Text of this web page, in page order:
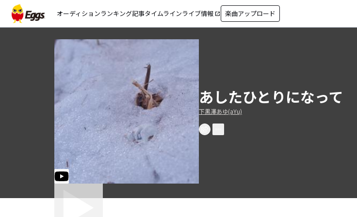
オーディションランキング記事タイムラインライブ情報 open_in_new 楽曲アップロード
あしたひとりになって
下黒澤あゆ(aYu)